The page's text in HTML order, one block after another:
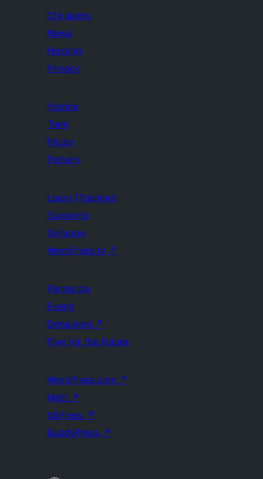
Chi siamo
News
Hosting
Privacy
Vetrina
Temi
Plugin
Pattern
Learn (Training)
Supporto
Sviluppo
WordPress.tv ↗
Partecipa
Eventi
Donazioni ↗
Five for the Future
WordPress.com ↗
Matt ↗
bbPress ↗
BuddyPress ↗